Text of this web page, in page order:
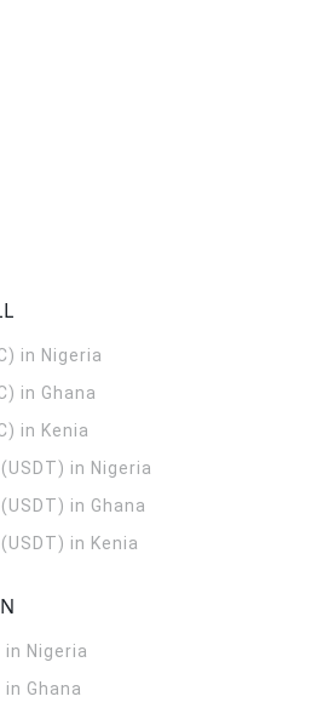
in Nigeria
in Ghana
in Kenia
in Nigeria
in Ghana
in Kenia
Nigeria
Ghana